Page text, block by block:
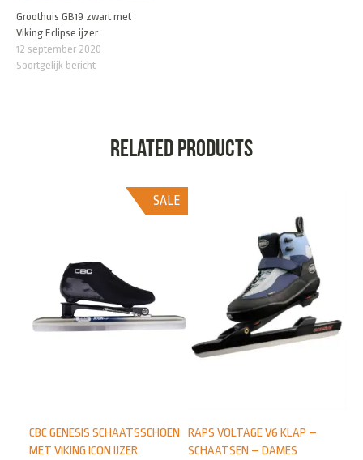
Groothuis GB19 zwart met
Viking Eclipse ijzer
12 september 2020
Soortgelijk bericht
Related products
RAPS VOLTAGE V6 KLAP –
SCHAATSEN – DAMES
SALE
CBC GENESIS SCHAATSSCHOEN
MET VIKING ICON IJZER